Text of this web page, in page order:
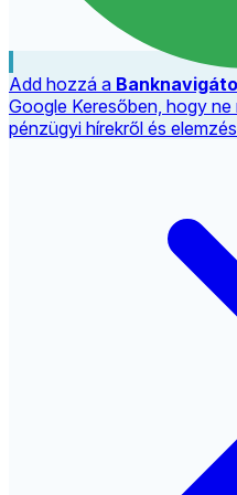
Add hozzá a
Google Keresőben, hogy ne
pénzügyi hírekről és